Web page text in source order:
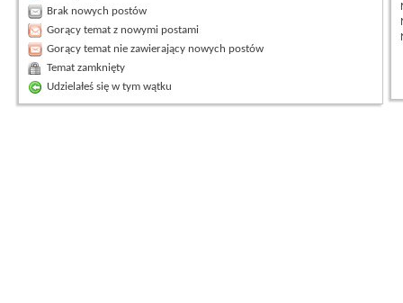
Brak nowych postów
Gorący temat z nowymi postami
Gorący temat nie zawierający nowych postów
Temat zamknięty
Udzielałeś się w tym wątku